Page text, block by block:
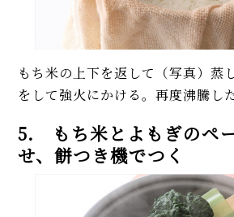
もち米の上下を返して（写真）蒸
をして強火にかける。再度沸騰し
5. もち米とよもぎのペ
せ、餅つき機でつく